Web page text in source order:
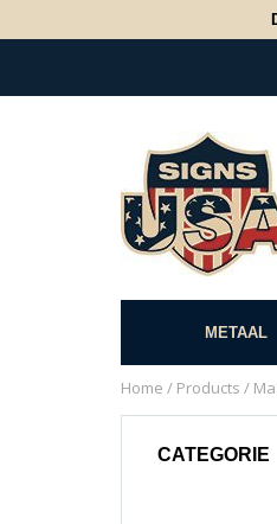
METAAL
Home / Products /
CATEGORIE